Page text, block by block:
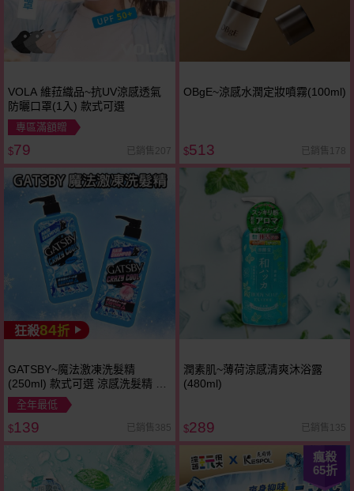
VOLA 維菈織品~抗UV涼感透氣
防曬口罩(1入) 款式可選
專區滿額贈
$79 已銷售207
OBgE~涼感水潤定妝噴霧(100ml)
$513 已銷售178
狂殺84折
GATSBY~魔法激凍洗髮精
(250ml) 款式可選 涼感洗髮精 控
油 薄荷 頭皮SPA
全年最低
$139 已銷售385
潤素肌~薄荷涼感清爽沐浴露
(480ml)
$289 已銷售135
瘋殺
65折